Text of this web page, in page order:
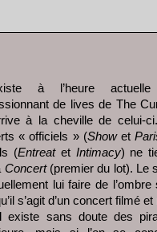
à l’heure
de lives de The
à la cheville de celui-
« officiels » (Showet
(Entreatet Intimacy) ne
Concert(premier du lot). Le
lui faire de l’ombre
s’agit d’un concert filmé et
existe sans doute des